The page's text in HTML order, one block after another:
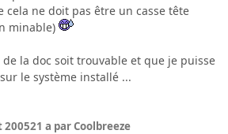
cela ne doit pas être un casse tête
minable)
la doc soit trouvable et que je puisse
le système installé ...
200521 a par Coolbreeze